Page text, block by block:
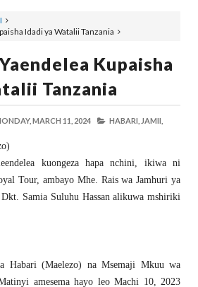
Idadi ya Watalii Tanzania
Kupaisha
Tanzania
MARCH 11, 2024 HABARI, JAMII,
kuongeza hapa nchini, ikiwa ni
Tour, ambayo Mhe. Rais wa Jamhuri ya
Samia Suluhu Hassan alikuwa mshiriki
Habari (Maelezo) na Msemaji Mkuu wa
amesema hayo leo Machi 10, 2023